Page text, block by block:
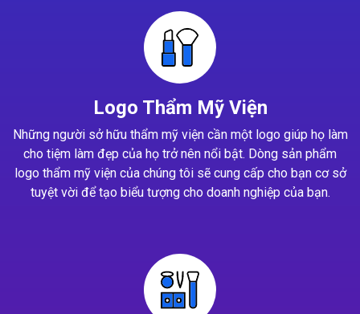
Logo Thẩm Mỹ Viện
Những người sở hữu thẩm mỹ viện cần một logo giúp họ làm
cho tiệm làm đẹp của họ trở nên nổi bật. Dòng sản phẩm
logo thẩm mỹ viện của chúng tôi sẽ cung cấp cho bạn cơ sở
tuyệt vời để tạo biểu tượng cho doanh nghiệp của bạn.